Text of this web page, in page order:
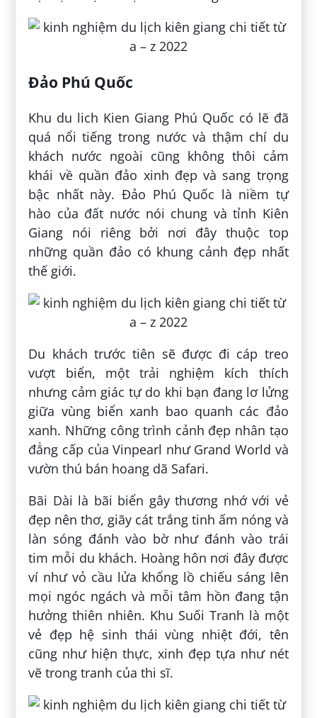
Đảo Phú Quốc
Khu du lich Kien Giang Phú Quốc có lẽ đã
quá nổi tiếng trong nước và thậm chí du
khách nước ngoài cũng không thôi cảm
khái về quần đảo xinh đẹp và sang trọng
bậc nhất này. Đảo Phú Quốc là niềm tự
hào của đất nước nói chung và tỉnh Kiên
Giang nói riêng bởi nơi đây thuộc top
những quần đảo có khung cảnh đẹp nhất
thế giới.
Du khách trước tiên sẽ được đi cáp treo
vượt biển, một trải nghiệm kích thích
nhưng cảm giác tự do khi bạn đang lơ lửng
giữa vùng biển xanh bao quanh các đảo
xanh. Những công trình cảnh đẹp nhân tạo
đẳng cấp của Vinpearl như Grand World và
vườn thú bán hoang dã Safari.
Bãi Dài là bãi biển gây thương nhớ với vẻ
đẹp nên thơ, giãy cát trắng tinh ấm nóng và
làn sóng đánh vào bờ như đánh vào trái
tim mỗi du khách. Hoàng hôn nơi đây được
ví như vỏ cầu lửa khổng lồ chiếu sáng lên
mọi ngóc ngách và mỗi tâm hồn đang tận
hưởng thiên nhiên. Khu Suối Tranh là một
vẻ đẹp hệ sinh thái vùng nhiệt đới, tên
cũng như hiện thực, xinh đẹp tựa như nét
vẽ trong tranh của thi sĩ.